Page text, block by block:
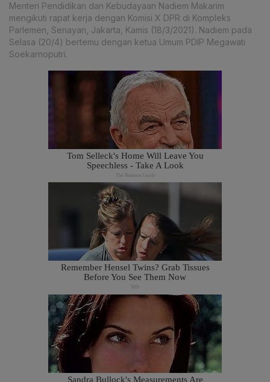
Menteri Pendidikan dan Kebudayaan Nadiem Makarim
mengikuti rapat kerja dengan Komisi X DPR di Kompleks
Parlemen, Senayan, Jakarta, Kamis (18/3/2021). Nadiem pada
Selasa (20/4) bertemu dengan ketua Umum PDIP Megawati
Soekarnoputri.